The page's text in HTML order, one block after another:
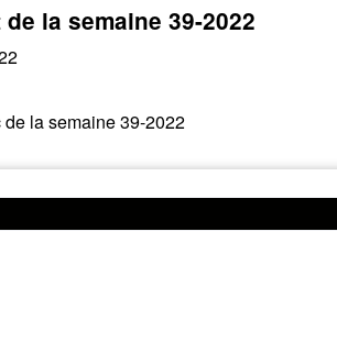
la semaine 39-2022
la semaine 39-2022